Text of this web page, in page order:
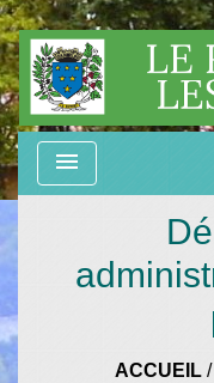
menu
ACCUEIL/